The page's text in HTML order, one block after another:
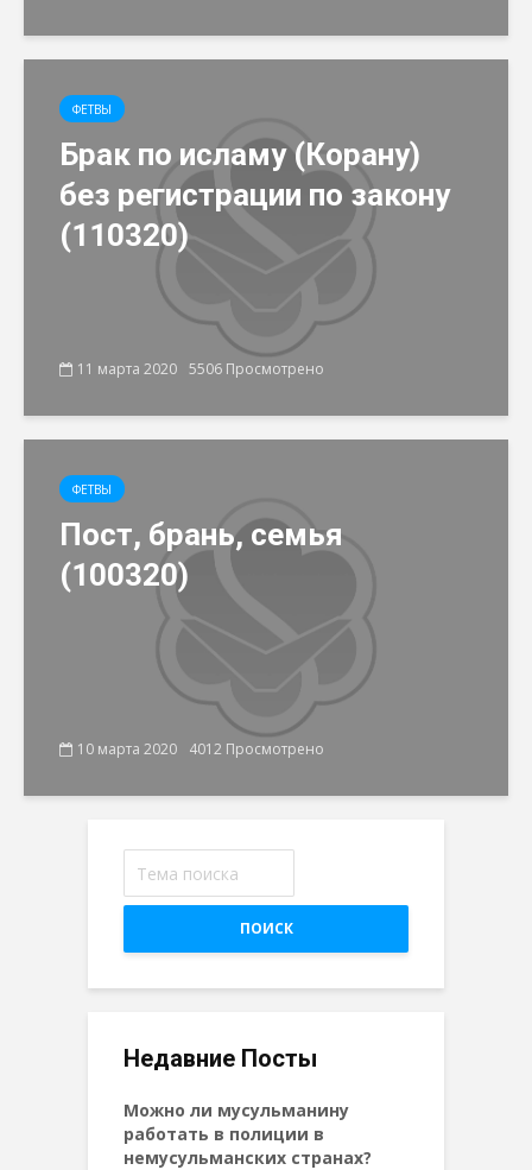
ФЕТВЫ
Брак по исламу (Корану)
без регистрации по закону
(110320)
11 марта 2020 5506 Просмотрено
ФЕТВЫ
Пост, брань, семья
(100320)
10 марта 2020 4012 Просмотрено
ПОИСК
Недавние Посты
Можно ли мусульманину
работать в полиции в
немусульманских странах?